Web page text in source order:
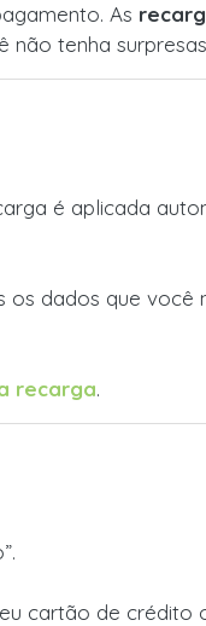
As
tenha
é aplicada
os dados que você
recarga.
cartão de crédito